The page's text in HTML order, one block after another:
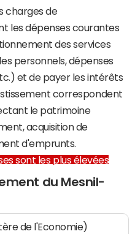
charges de
les dépenses courantes
des services
personnels, dépenses
et de payer les intérêts
correspondent
le patrimoine
acquisition de
d'emprunts.
sont les plus élevées
du Mesnil-
de l'Economie)